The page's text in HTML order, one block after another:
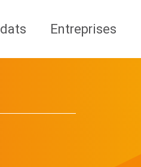
Entreprises